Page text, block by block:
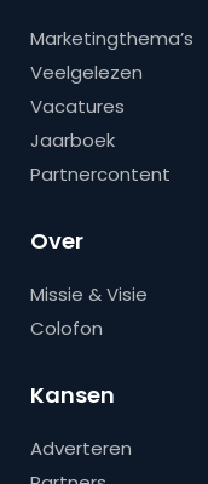
Marketingthema’s
Veelgelezen
Vacatures
Jaarboek
Partnercontent
Over
Missie & Visie
Colofon
Kansen
Adverteren